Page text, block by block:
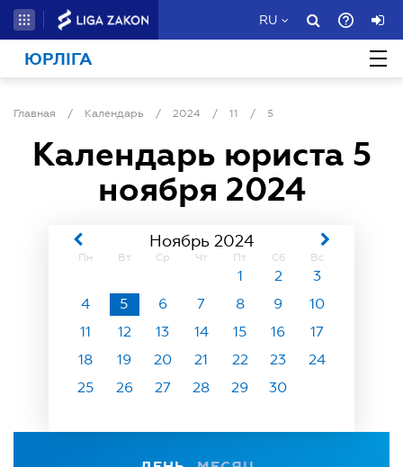
RU
ЮРЛІГА
Главная / Календарь / 2024 / 11 / 5
Календарь юриста 5
ноября 2024
Ноябрь 2024
Пн Вт Ср Чт Пт Сб Вс
1 2
3
4
5 6 7 8 9
10
11
12 13 14 15 16
17
18
19 20 21 22 23
24
25
26 27 28 29 30